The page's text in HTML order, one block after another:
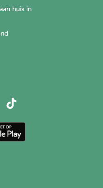
huis in